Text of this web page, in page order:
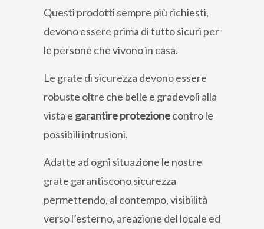
Questi prodotti sempre più richiesti,
devono essere prima di tutto sicuri per
le persone che vivono in casa.
Le grate di sicurezza devono essere
robuste oltre che belle e gradevoli alla
vista e garantire protezionecontro le
possibili intrusioni.
Adatte ad ogni situazione le nostre
grate garantiscono sicurezza
permettendo, al contempo, visibilità
verso l’esterno, areazione del locale ed